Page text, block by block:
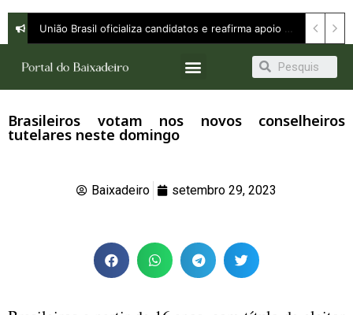
Brasileiros votam nos novos conselheiros
tutelares neste domingo
Baixadeiro setembro 29, 2023